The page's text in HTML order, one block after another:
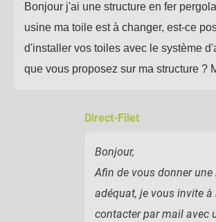
Bonjour j'ai une structure en fer
usine ma toile est à changer, est-ce
d'installer vos toiles avec le système
que vous proposez sur ma structure ?
Direct-Filet
Bonjour,
Afin de vous donner une
adéquat, je vous invite à
contacter par mail avec